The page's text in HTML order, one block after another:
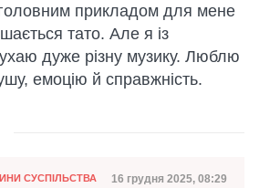
прикладом для мене
тато. Але я із
дуже різну музику. Люблю
емоцію й справжність.
СУСПІЛЬСТВА Дата публікації
16 грудня 2025, 08:29